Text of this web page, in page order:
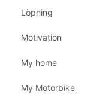
Löpning
Motivation
My home
My Motorbike